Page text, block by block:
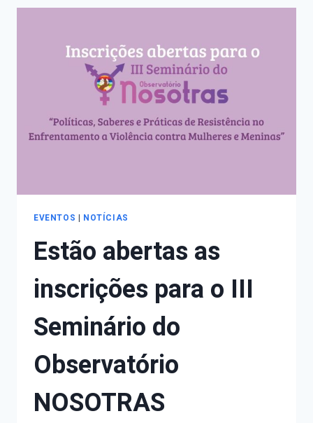
DEBATES
SEMINÁRIO
DO
OBSERVATÓRIO
NOSOTRAS
EVENTOS | NOTÍCIAS
Estão abertas as
inscrições para o III
Seminário do
Observatório
NOSOTRAS